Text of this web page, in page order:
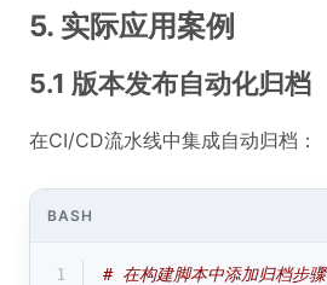
5. 实际应用案例
5.1 版本发布自动化归档
在CI/CD流水线中集成自动归档：
BASH
1
# 在构建脚本中添加归档步骤